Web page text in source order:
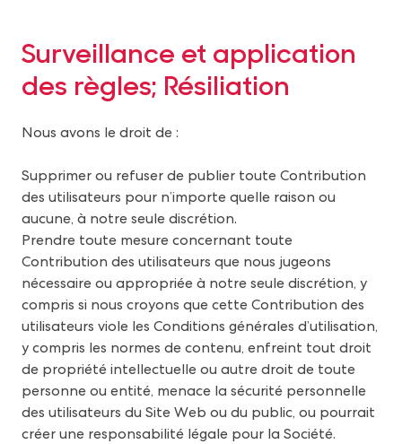
Surveillance et application
des règles; Résiliation
Nous avons le droit de :
Supprimer ou refuser de publier toute Contribution
des utilisateurs pour n’importe quelle raison ou
aucune, à notre seule discrétion.
Prendre toute mesure concernant toute
Contribution des utilisateurs que nous jugeons
nécessaire ou appropriée à notre seule discrétion, y
compris si nous croyons que cette Contribution des
utilisateurs viole les Conditions générales d’utilisation,
y compris les normes de contenu, enfreint tout droit
de propriété intellectuelle ou autre droit de toute
personne ou entité, menace la sécurité personnelle
des utilisateurs du Site Web ou du public, ou pourrait
créer une responsabilité légale pour la Société.